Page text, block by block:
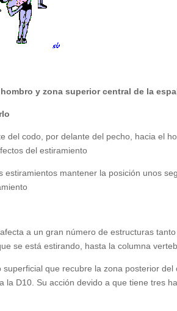
y zona superior central de la
del codo, por delante del pecho, hacia el
del estiramiento
estiramientos mantener la posición unos
a un gran número de estructuras
se está estirando, hasta la columna
superficial que recubre la zona posterior
la D10. Su acción devido a que tiene tres